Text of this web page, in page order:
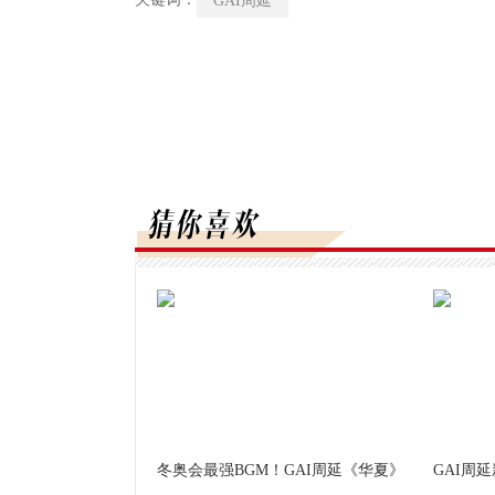
冬奥会最强BGM！GAI周延《华夏》 GAI周延